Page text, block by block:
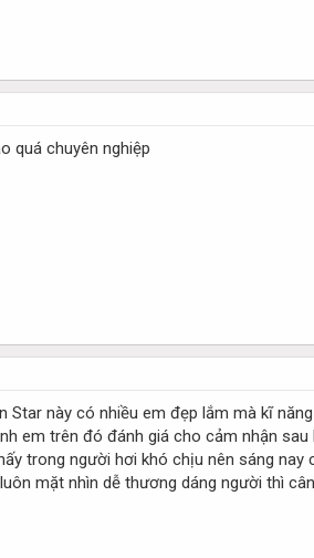
quá chuyên nghiệp
Star này có nhiều em đẹp lắm mà kĩ
em trên đó đánh giá cho cảm nhận
trong người hơi khó chịu nên sáng
mặt nhìn dễ thương dáng người thì